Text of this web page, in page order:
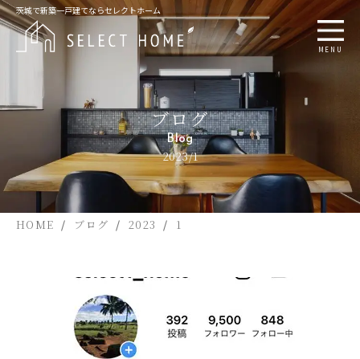
茨城で新築一戸建てならセレクトホーム
MENU
ブログ
Blog
2023/1
HOME ブログ 2023 1